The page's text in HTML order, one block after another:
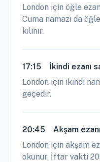
London için öğle
Cuma namazı da
kılınır.
17:15
İkindi ezanı
London için ikindi
geçedir.
20:45
Akşam
London için akşam
okunur. İftar vakti